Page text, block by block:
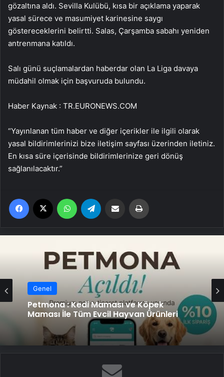
gözaltına aldı. Sevilla Kulübü, kısa bir açıklama yaparak
yasal sürece ve masumiyet karinesine saygı
göstereceklerini belirtti. Salas, Çarşamba sabahı yeniden
antrenmana katıldı.
Salı günü suçlamalardan haberdar olan La Liga davaya
müdahil olmak için başvuruda bulundu.
Haber Kaynak : TR.EURONEWS.COM
“Yayınlanan tüm haber ve diğer içerikler ile ilgili olarak
yasal bildirimlerinizi bize iletişim sayfası üzerinden iletiniz.
En kısa süre içerisinde bildirimlerinize geri dönüş
sağlanılacaktır.”
Facebook WhatsApp Email'den paylaş
Genel
Petmona : Kedi Maması ve Köpek
Maması İle Tüm Evcil Hayvan Ürünleri
Genel
Fiber İnternet ile Ev İnterneti Nasıl Doğru